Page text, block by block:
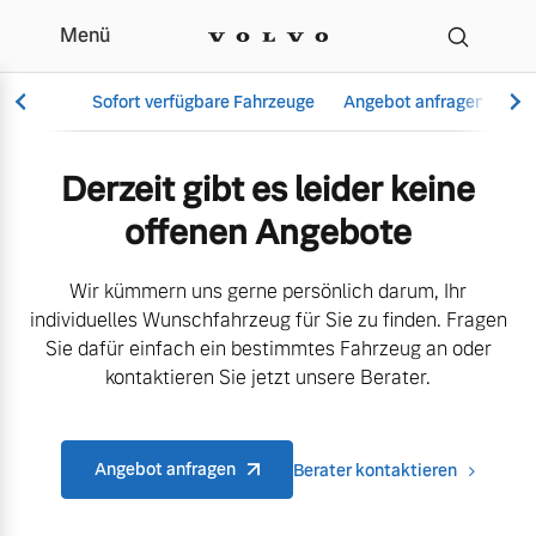
Aktuelle Angebote &
Menü
Sofort verfügbare Fahrzeuge Angebot anfragen
Vollelektrisch
6 Modelle
Derzeit gibt es leider keine
offenen Angebote
Wir kümmern uns gerne persönlich darum, Ihr
individuelles Wunschfahrzeug für Sie zu finden. Fragen
Sie dafür einfach ein bestimmtes Fahrzeug an oder
kontaktieren Sie jetzt unsere Berater.
Angebot anfragen Berater kontaktieren